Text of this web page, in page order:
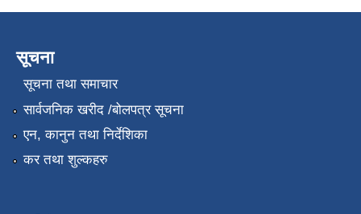
सूचना
सूचना तथा समाचार
सार्वजनिक खरीद /बोलपत्र सूचना
एन, कानुन तथा निर्देशिका
कर तथा शुल्कहरु